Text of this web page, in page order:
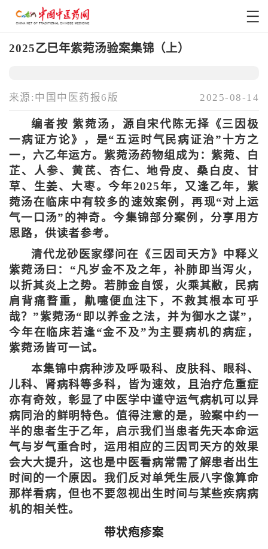
2025乙巳年紫菀汤验案集锦（上）
来源:中国中医药报6版 2025-08-14
编者按 紫菀汤，源自宋代陈无择《三因极
一病证方论》，是“五运时气民病证治”十方之
一，六乙年运方。紫菀汤药物组成为：紫菀、白
芷、人参、黄芪、杏仁、地骨皮、桑白皮、甘
草、生姜、大枣。今年2025年，又逢乙年，紫
菀汤在临床中有较多的速效案例，再现“对上运
气一口汤”的神奇。今集锦部分案例，分享用方
思路，供读者参考。
清代龙砂医家缪问在《三因司天方》中释义
紫菀汤曰：“凡岁金不及之年，补肺即当泻火，
以折其炎上之势。若肺金自馁，火乘其敝，民病
肩背痛瞀重，鼽嚏便血注下，不救其根本可乎
哉？”紫菀汤“即以养金之法，并为御水之谋”，
今年在临床若逢“金不及”为主要病机的病症，
紫菀汤皆可一试。
本集锦中病种涉及呼吸科、皮肤科、眼科、
儿科、肾病科等多科，皆为速效，且治疗危重症
亦有奇效，彰显了中医学中谨守运气病机可以异
病同治的鲜明特色。值得注意的是，验案中约一
半的患者生于乙年，启示我们当患者先天本命运
气与岁气重合时，运用相应的三因司天方的效果
会大大提升，这也是中医看病常需了解患者出生
时间的一个原因。我们反对单凭生辰八字像算命
那样看病，但也不要忽视出生时间与某些疾病病
机的相关性。
带状疱疹案